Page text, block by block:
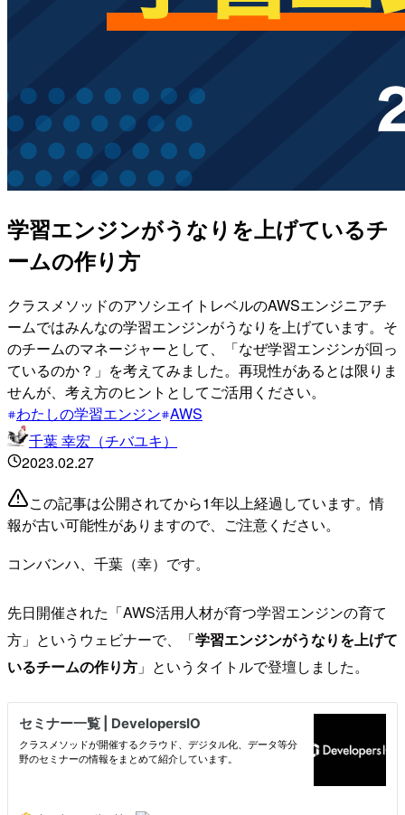
学習エンジンがうなりを上げているチ
ームの作り方
クラスメソッドのアソシエイトレベルのAWSエンジニアチ
ームではみんなの学習エンジンがうなりを上げています。そ
のチームのマネージャーとして、「なぜ学習エンジンが回っ
ているのか？」を考えてみました。再現性があるとは限りま
せんが、考え方のヒントとしてご活用ください。
わたしの学習エンジン AWS
千葉 幸宏（チバユキ）
2023.02.27
この記事は公開されてから1年以上経過しています。情
報が古い可能性がありますので、ご注意ください。
コンバンハ、千葉（幸）です。
先日開催された「AWS活用人材が育つ学習エンジンの育て
方」というウェビナーで、「学習エンジンがうなりを上げて
いるチームの作り方 」というタイトルで登壇しました。